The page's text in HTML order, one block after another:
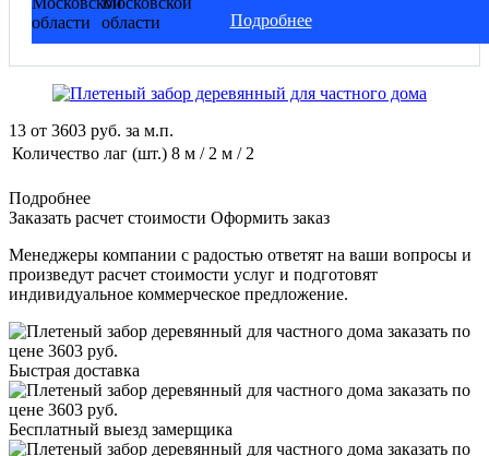
Подробнее
13 от 3603 руб. за м.п.
Количество лаг (шт.) 8 м / 2 м / 2
Подробнее
Заказать расчет стоимости Оформить заказ
Менеджеры компании с радостью ответят на ваши вопросы и
произведут расчет стоимости услуг и подготовят
индивидуальное коммерческое предложение.
Быстрая доставка
Бесплатный выезд замерщика